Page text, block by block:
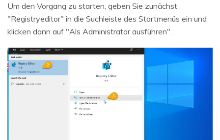
Um den Vorgang zu starten, geben Sie zunächst
"Registryeditor" in die Suchleiste des Startmenüs ein und
klicken dann auf "Als Administrator ausführen".